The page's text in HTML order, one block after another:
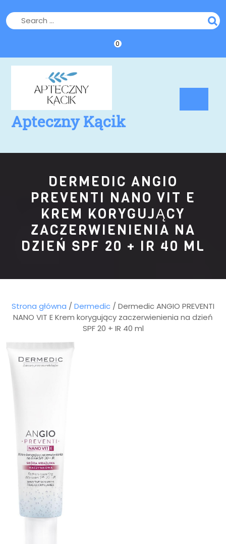
to
content
0
Apteczny Kącik
DERMEDIC ANGIO
PREVENTI NANO VIT E
KREM KORYGUJĄCY
ZACZERWIENIENIA NA
DZIEŃ SPF 20 + IR 40 ML
Strona główna / Dermedic / Dermedic ANGIO PREVENTI
NANO VIT E Krem korygujący zaczerwienienia na dzień
SPF 20 + IR 40 ml